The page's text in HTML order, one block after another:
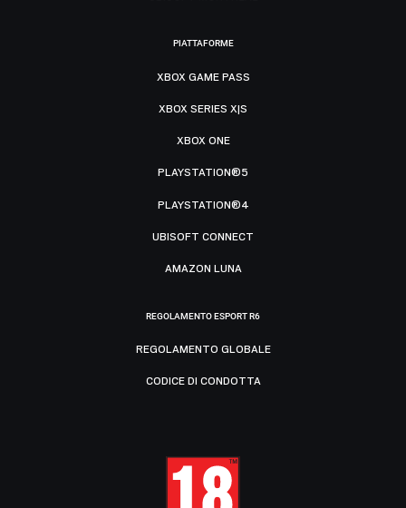
PIATTAFORME
XBOX GAME PASS
XBOX SERIES X|S
XBOX ONE
PLAYSTATION®5
PLAYSTATION®4
UBISOFT CONNECT
AMAZON LUNA
REGOLAMENTO ESPORT R6
REGOLAMENTO GLOBALE
CODICE DI CONDOTTA